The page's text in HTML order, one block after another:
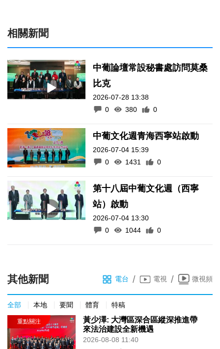
相關新聞
中葡論壇常設秘書處訪問莫桑
比克
2026-07-28 13:38
0
380 0
中葡文化週青海西寧站啟動
2026-07-04 15:39
0
1431 0
第十八屆中葡文化週（西寧
站）啟動
2026-07-04 13:30
0
1044 0
其他新聞 電台 / 電視 / 微視頻
全部 本地 要聞 體育 特稿
黃少澤: 大灣區深合區縱深推進帶
來法治建設全新機遇
2026-08-08 11:40